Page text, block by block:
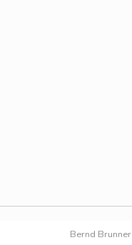
Bernd Brunner